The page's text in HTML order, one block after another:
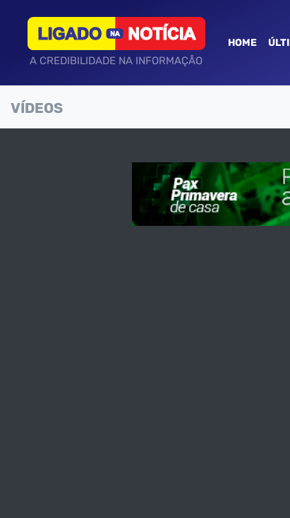
A CREDIBILIDADE NA INFORMAÇÃO
HOME
VÍDEOS